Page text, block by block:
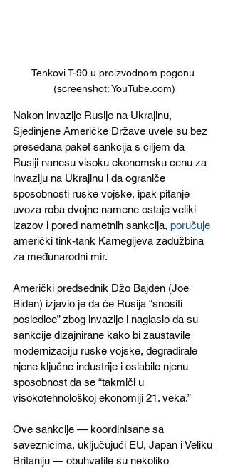
Tenkovi T-90 u proizvodnom pogonu
(screenshot: YouTube.com)
Nakon invazije Rusije na Ukrajinu,
Sjedinjene Američke Države uvele su bez
presedana paket sankcija s ciljem da
Rusiji nanesu visoku ekonomsku cenu za
invaziju na Ukrajinu i da ograniče
sposobnosti ruske vojske, ipak pitanje
uvoza roba dvojne namene ostaje veliki
izazov i pored nametnih sankcija, poručuje
američki tink-tank Karnegijeva zadužbina
za međunarodni mir.
Američki predsednik Džo Bajden (Joe
Biden) izjavio je da će Rusija “snositi
posledice” zbog invazije i naglasio da su
sankcije dizajnirane kako bi zaustavile
modernizaciju ruske vojske, degradirale
njene ključne industrije i oslabile njenu
sposobnost da se “takmiči u
visokotehnološkoj ekonomiji 21. veka.”
Ove sankcije — koordinisane sa
saveznicima, uključujući EU, Japan i Veliku
Britaniju — obuhvatile su nekoliko